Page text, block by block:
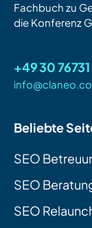
Fachbuch zu
die Konferenz
+49 30
Beliebte
SEO
SEO
SEO